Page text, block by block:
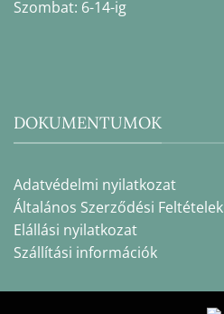
Szombat: 6-14-ig
DOKUMENTUMOK
Adatvédelmi nyilatkozat
Általános Szerződési Feltételek
Elállási nyilatkozat
Szállítási információk